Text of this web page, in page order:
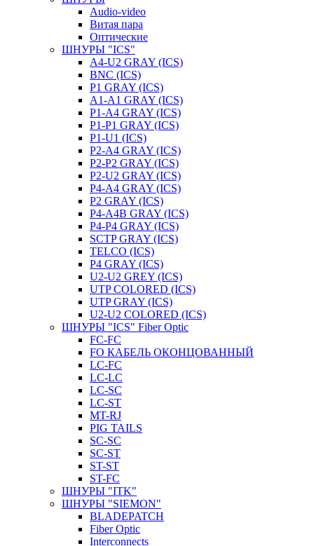
Audio-video
Витая пара
Оптические
ШНУРЫ "ICS"
A4-U2 GRAY (ICS)
BNC (ICS)
P1 GRAY (ICS)
A1-A1 GRAY (ICS)
P1-A4 GRAY (ICS)
P1-P1 GRAY (ICS)
P1-U1 (ICS)
P2-A4 GRAY (ICS)
P2-P2 GRAY (ICS)
P2-U2 GRAY (ICS)
P4-A4 GRAY (ICS)
P2 GRAY (ICS)
P4-A4B GRAY (ICS)
P4-P4 GRAY (ICS)
SCTP GRAY (ICS)
TELCO (ICS)
P4 GRAY (ICS)
U2-U2 GREY (ICS)
UTP COLORED (ICS)
UTP GRAY (ICS)
U2-U2 COLORED (ICS)
ШНУРЫ "ICS" Fiber Optic
FC-FC
FO КАБЕЛЬ ОКОНЦОВАННЫЙ
LC-FC
LC-LC
LC-SC
LС-ST
MT-RJ
PIG TAILS
SC-SC
SC-ST
ST-ST
ST-FC
ШНУРЫ "ITK"
ШНУРЫ "SIEMON"
BLADEPATCH
Fiber Optic
Interconnects